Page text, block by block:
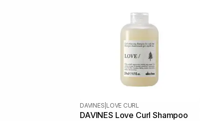
DAVINES LOVE CURL
DAVINES Love Curl Shampoo